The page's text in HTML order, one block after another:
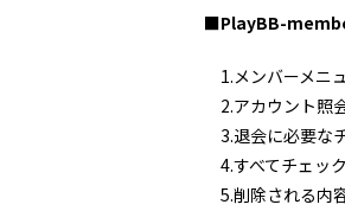
■PlayBB-
1.メンバーメニ
2.アカウント照
3.退会に必要な
4.すべてチェッ
5.削除される内